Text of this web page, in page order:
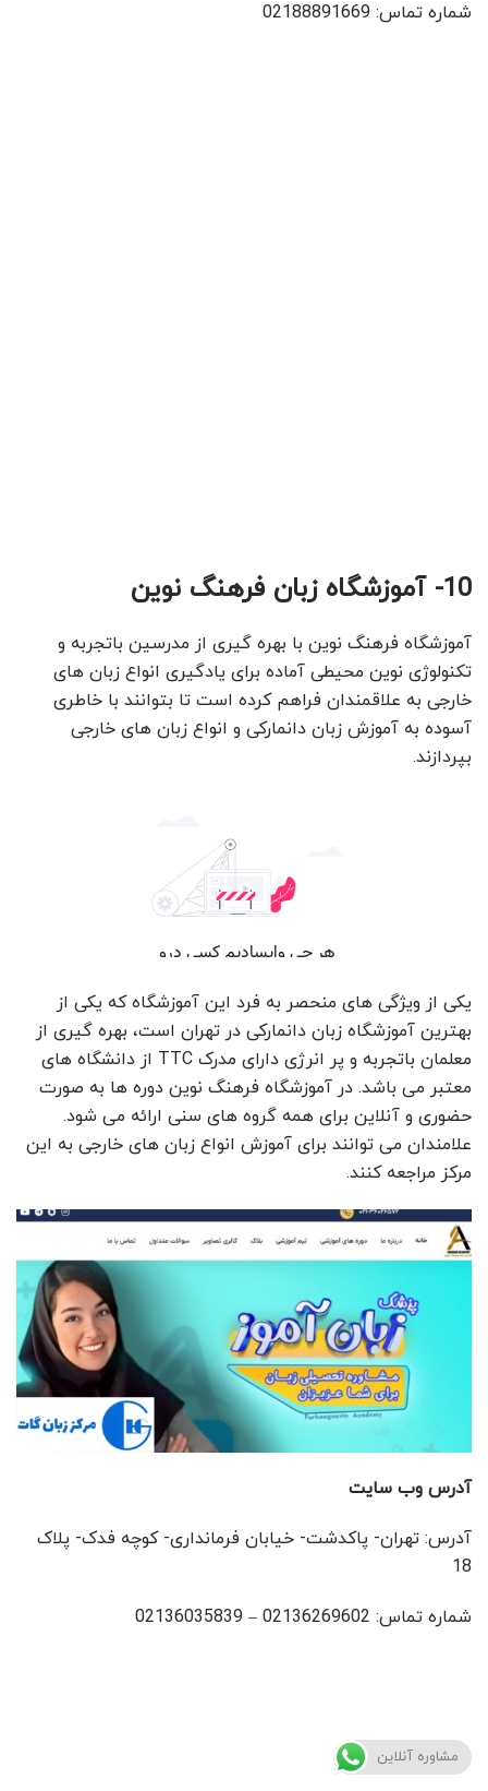
شماره تماس: 02188891669
10- آموزشگاه زبان فرهنگ نوین
آموزشگاه فرهنگ نوین با بهره گیری از مدرسین باتجربه و
تکنولوژی نوین محیطی آماده برای یادگیری انواع زبان های
خارجی به علاقمندان فراهم کرده است تا بتوانند با خاطری
آسوده به آموزش زبان دانمارکی و انواع زبان های خارجی
بپردازند.
یکی از ویژگی های منحصر به فرد این آموزشگاه که یکی از
بهترین آموزشگاه زبان دانمارکی در تهران است، بهره گیری از
معلمان باتجربه و پر انرژی دارای مدرک TTC از دانشگاه های
معتبر می باشد. در آموزشگاه فرهنگ نوین دوره ها به صورت
حضوری و آنلاین برای همه گروه های سنی ارائه می شود.
علامندان می توانند برای آموزش انواع زبان های خارجی به این
مرکز مراجعه کنند.
آدرس وب سایت
آدرس: تهران- پاکدشت- خیابان فرمانداری- کوچه فدک- پلاک
18
شماره تماس: 02136269602 – 02136035839
مشاوره آنلاین